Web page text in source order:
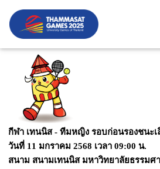
กีฬา เทนนิส - ทีมหญิง รอบก่อนรองชนะเ
วันที่ 11 มกราคม 2568 เวลา 09:00 น.
สนาม สนามเทนนิส มหาวิทยาลัยธรรมศ